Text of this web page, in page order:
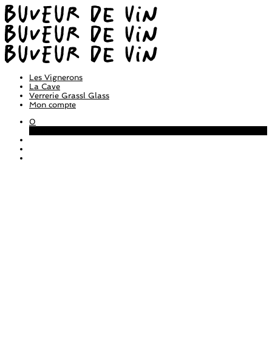
Les Vignerons
La Cave
Verrerie Grassl Glass
Mon compte
0